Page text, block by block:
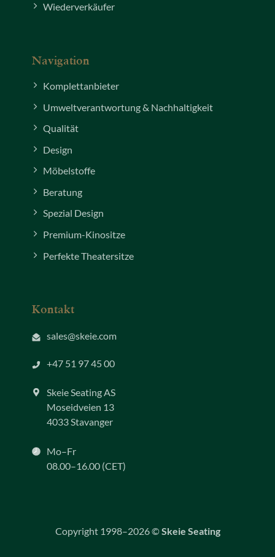
Wiederverkäufer
Navigation
Komplettanbieter
Umweltverantwortung & Nachhaltigkeit
Qualität
Design
Möbelstoffe
Beratung
Spezial Design
Premium-Kinositze
Perfekte Theatersitze
Kontakt
sales@skeie.com
+47 51 97 45 00
Skeie Seating AS
Moseidveien 13
4033 Stavanger
Mo–Fr
08.00–16.00 (CET)
Copyright 1998–2026 ©Skeie Seating